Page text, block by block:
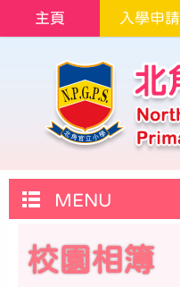
主頁 入學申請
MENU
校園相簿